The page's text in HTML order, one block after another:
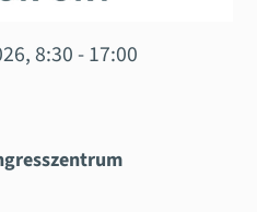
8:30 -17:00